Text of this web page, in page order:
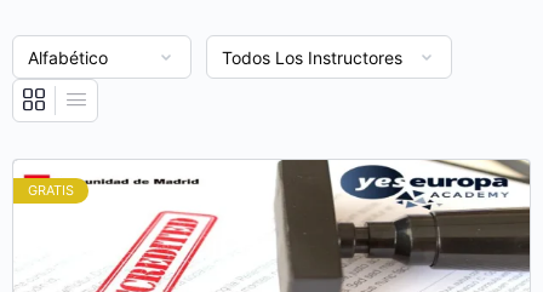
GRATIS